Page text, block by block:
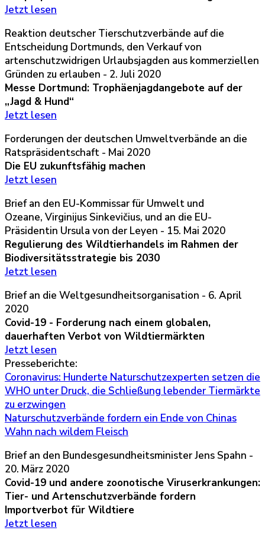
Jetzt lesen
Reaktion deutscher Tierschutzverbände auf die
Entscheidung Dortmunds, den Verkauf von
artenschutzwidrigen Urlaubsjagden aus kommerziellen
Gründen zu erlauben - 2. Juli 2020
Messe Dortmund: Trophäenjagdangebote auf der
„Jagd & Hund“
Jetzt lesen
Forderungen der deutschen Umweltverbände an die
Ratspräsidentschaft - Mai 2020
Die EU zukunftsfähig machen
Jetzt lesen
Brief an den EU-Kommissar für Umwelt und
Ozeane, Virginijus Sinkevičius, und an die EU-
Präsidentin Ursula von der Leyen - 15. Mai 2020
Regulierung des Wildtierhandels im Rahmen der
Biodiversitätsstrategie bis 2030
Jetzt lesen
Brief an die Weltgesundheitsorganisation - 6. April
2020
Covid-19 - Forderung nach einem globalen,
dauerhaften Verbot von Wildtiermärkten
Jetzt lesen
Presseberichte:
Coronavirus: Hunderte Naturschutzexperten setzen die
WHO unter Druck, die Schließung lebender Tiermärkte
zu erzwingen
Naturschutzverbände fordern ein Ende von Chinas
Wahn nach wildem Fleisch
Brief an den Bundesgesundheitsminister Jens Spahn -
20. März 2020
Covid-19 und andere zoonotische Viruserkrankungen:
Tier- und Artenschutzverbände fordern
Importverbot für Wildtiere
Jetzt lesen